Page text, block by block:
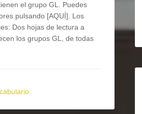
el grupo GL. Puedes
pulsando [AQUÍ]. Los
Dos hojas de lectura a
los grupos GL, de todas